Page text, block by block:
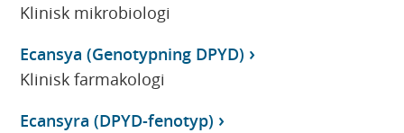
Klinisk mikrobiologi
Ecansya (Genotypning DPYD)
Klinisk farmakologi
Ecansyra (DPYD-fenotyp)